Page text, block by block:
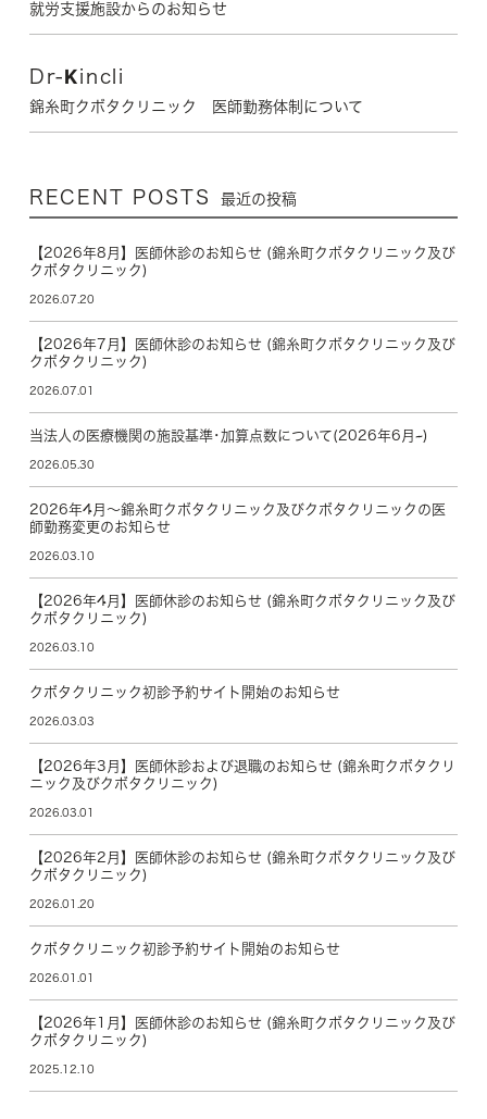
就労支援施設からのお知らせ
Dr-Kincli
錦糸町クボタクリニック 医師勤務体制について
RECENT POSTS 最近の投稿
【2026年8月】医師休診のお知らせ (錦糸町クボタクリニック及び
クボタクリニック)
2026.07.20
【2026年7月】医師休診のお知らせ (錦糸町クボタクリニック及び
クボタクリニック)
2026.07.01
当法人の医療機関の施設基準･加算点数について(2026年6月~)
2026.05.30
2026年4月～錦糸町クボタクリニック及びクボタクリニックの医
師勤務変更のお知らせ
2026.03.10
【2026年4月】医師休診のお知らせ (錦糸町クボタクリニック及び
クボタクリニック)
2026.03.10
クボタクリニック初診予約サイト開始のお知らせ
2026.03.03
【2026年3月】医師休診および退職のお知らせ (錦糸町クボタクリ
ニック及びクボタクリニック)
2026.03.01
【2026年2月】医師休診のお知らせ (錦糸町クボタクリニック及び
クボタクリニック)
2026.01.20
クボタクリニック初診予約サイト開始のお知らせ
2026.01.01
【2026年1月】医師休診のお知らせ (錦糸町クボタクリニック及び
クボタクリニック)
2025.12.10